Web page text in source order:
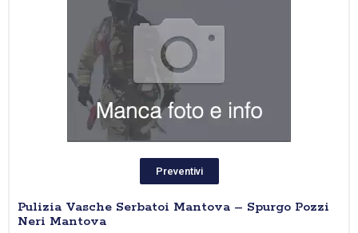
Preventivi
Pulizia Vasche Serbatoi Mantova – Spurgo Pozzi
Neri Mantova